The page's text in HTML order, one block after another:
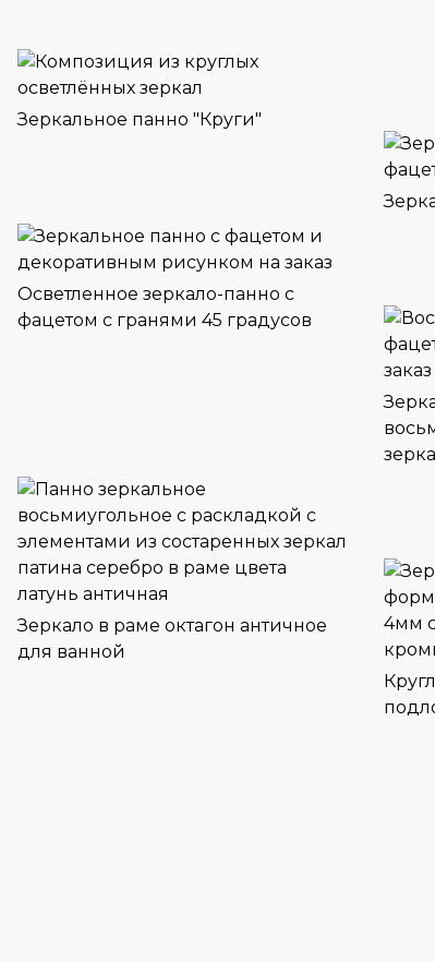
Зеркальное панно "Круги"
Осветленное зеркало-панно с
фацетом с гранями 45 градусов
Зеркало в раме октагон античное
для ванной